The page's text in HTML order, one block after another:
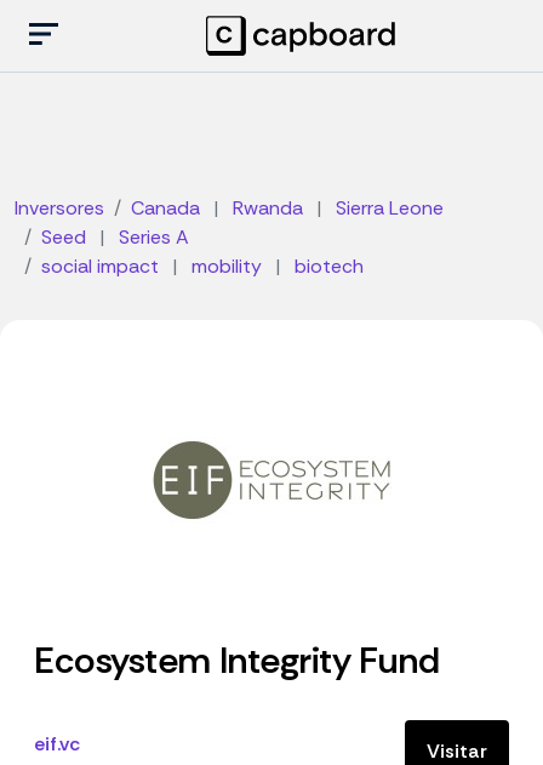
Inversores Canada | Rwanda |
Sierra Leone
Seed
|
Series A
social impact
| mobility | biotech
Ecosystem Integrity Fund
Visitar
eif.vc